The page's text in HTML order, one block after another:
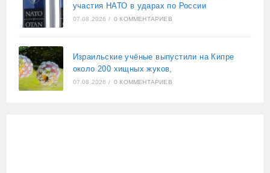
участия НАТО в ударах по России
07.08.2026 / 0 КОММЕНТАРИЕВ
Израильские учёные выпустили на Кипре
около 200 хищных жуков,
07.08.2026 / 0 КОММЕНТАРИЕВ